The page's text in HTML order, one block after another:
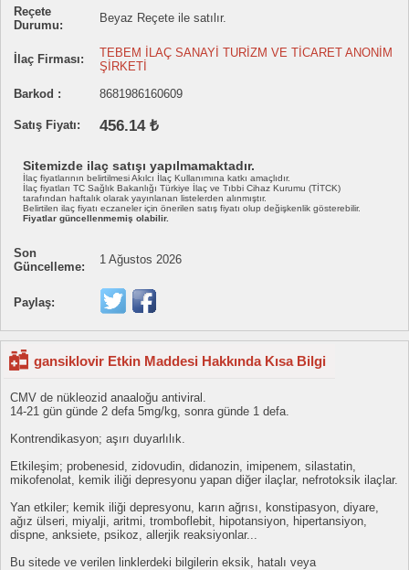
Reçete
Durumu:
Beyaz Reçete ile satılır.
İlaç Firması:
TEBEM İLAÇ SANAYİ TURİZM VE TİCARET ANONİM
ŞİRKETİ
Barkod :
8681986160609
Satış Fiyatı: 456.14 ₺
Sitemizde ilaç satışı yapılmamaktadır.
İlaç fiyatlarının belirtilmesi Akılcı İlaç Kullanımına katkı amaçlıdır.
İlaç fiyatları TC Sağlık Bakanlığı Türkiye İlaç ve Tıbbi Cihaz Kurumu (TİTCK)
tarafından haftalık olarak yayınlanan listelerden alınmıştır.
Belirtilen ilaç fiyatı eczaneler için önerilen satış fiyatı olup değişkenlik gösterebilir.
Fiyatlar güncellenmemiş olabilir.
Son
Güncelleme:
1 Ağustos 2026
Paylaş:
gansiklovir Etkin Maddesi Hakkında Kısa Bilgi
CMV de nükleozid anaaloğu antiviral.
14-21 gün günde 2 defa 5mg/kg, sonra günde 1 defa.
Kontrendikasyon; aşırı duyarlılık.
Etkileşim; probenesid, zidovudin, didanozin, imipenem, silastatin,
mikofenolat, kemik iliği depresyonu yapan diğer ilaçlar, nefrotoksik ilaçlar.
Yan etkiler; kemik iliği depresyonu, karın ağrısı, konstipasyon, diyare,
ağız ülseri, miyalji, aritmi, tromboflebit, hipotansiyon, hipertansiyon,
dispne, anksiete, psikoz, allerjik reaksiyonlar...
Bu sitede ve verilen linklerdeki bilgilerin eksik, hatalı veya